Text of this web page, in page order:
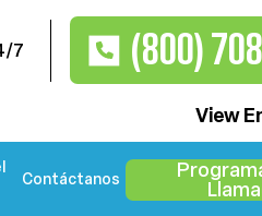
7 (800)
View
Contáctanos